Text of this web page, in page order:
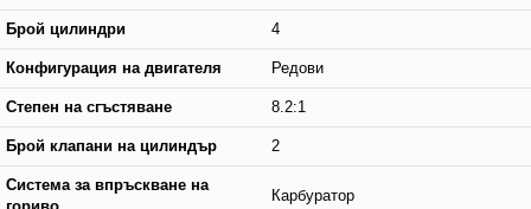
Брой цилиндри 4
Конфигурация на двигателя Редови
Степен на сгъстяване 8.2:1
Брой клапани на цилиндър 2
Система за впръскване на
Карбуратор